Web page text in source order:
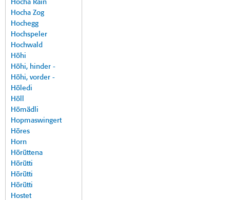
Hocha Rain
Hocha Zog
Hochegg
Hochspeler
Hochwald
Höhi
Höhi, hinder -
Höhi, vorder -
Höledi
Höll
Hömädli
Hopmaswingert
Höres
Horn
Hörüttena
Hörütti
Hörütti
Hörütti
Hostet